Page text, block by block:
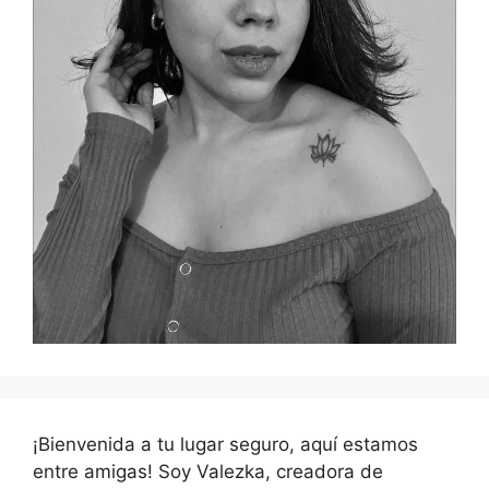
¡Bienvenida a tu lugar seguro, aquí estamos
entre amigas! Soy Valezka, creadora de